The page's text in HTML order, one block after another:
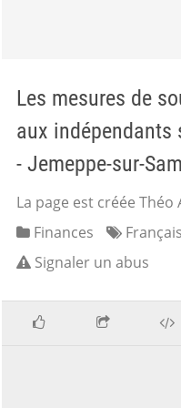
Les mesures de
aux indépendants
- Jemeppe-sur-
La page est créée Théo
Finances
Français
Signaler un abus